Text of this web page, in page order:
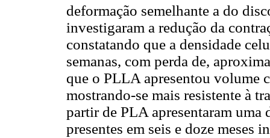
deformação semelhante a do
investigaram a redução da
constatando que a densidade
semanas, com perda de,
que o PLLA apresentou volume
mostrando-se mais resistente à
partir de PLA apresentaram uma
presentes em seis e doze meses